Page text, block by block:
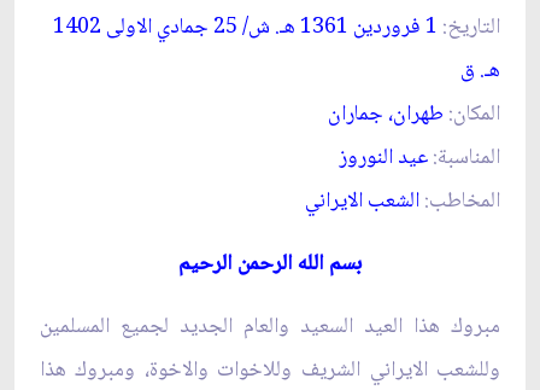
التاريخ: ـ
. ش/ 25 جمادي الاولى 1402
هـ. ق‏
المكان: طهران، جماران‏
المناسبة:عيد النوروز
المخاطب:الشعب الايراني‏
بسم الله الرحمن الرحيم
مبروك هذا العيد السعيد والعام الجديد لجميع المسلمين
وللشعب الايراني الشريف وللاخوات والاخوة، ومبروك هذا